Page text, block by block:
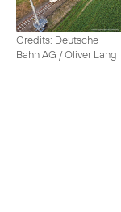
Credits: Deutsche
Bahn AG / Oliver Lang